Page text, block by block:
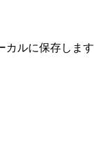
ルに保存しま